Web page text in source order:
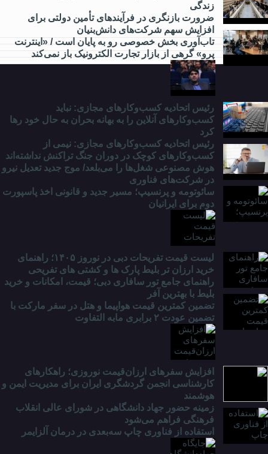
زندگی
ضرورت بازنگری در فرآیندهای تأمین دولتی برای
افزایش سهم شرکت‌های دانش‌بنیان
تاب‌آوری بخش خصوصی رو به پایان است / «اینترنت
پرو» گرهی از بازار تجارت الکترونیک باز نمی‌کند
رئیس اتحادیه کسب‌وکارهای مجازی: نباید
کسب‌وکارهای آنلاین را به بهانه بحران به حال خود رها
کرد
رئیس اتحادیه کسب‌وکارهای مجازی: نیمی از
کسب‌وکارهای کوچک در دوران جنگ‌ تراکنش نداشته‌اند
هوش مصنوعی شغل‌ها را می‌بلعد/ موج جدید تعدیل نیرو
در شرکت‌های فناوری
سائوتومه و پرنسیپ؛ مسیر جدید و قانونی اخذ پاسپورت
دوم برای ایرانیان
لیست قیمت تفریحات دبی در نوروز ۱۴۰۵؛ راهنمای
خرید ارزان تر بلیط پارک ها و کشتی های تفریحی
راهنمای جامع تور سافاری دبی؛ قیمت، امکانات و خرید
بلیط با بهترین آفر
تضمین کمترین قیمت هواپیما و هتل در سفر مارکت با
تضمین عودت ۲ برابری مابه التفاوت
افزایش سفرهای ارزان‌قیمت نوروزی؛ راهکارهای
کارشناسی انجمن گردشگری ایران برای مدیریت ایمن و
هوشمند
از
مدارس
دانشگاه
چه
خبر؟
زمینه حضور جهاد دانشگاهی در شورای عالی انقلاب
فرهنگی فراهم می‌شود
استفاده از فناوری چاپ سه‌بعدی در درمان آلزایمر